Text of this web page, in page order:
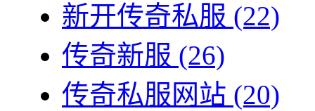
新开传奇私服 (22)
传奇新服 (26)
传奇私服网站 (20)